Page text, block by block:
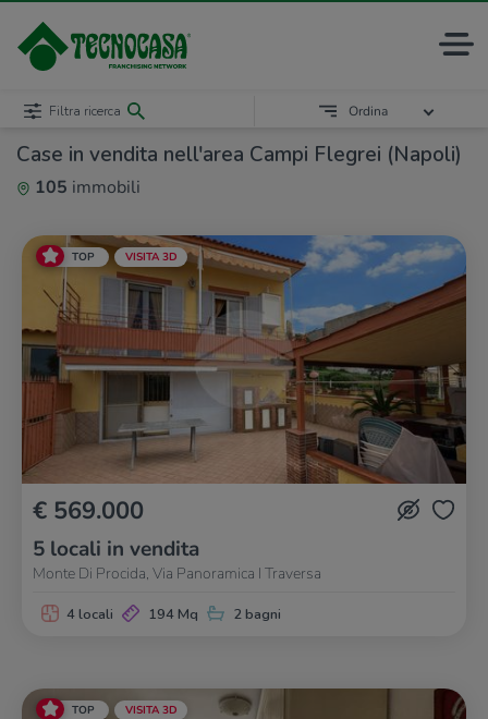
Case in vendita nell'area Campi Flegrei (Napoli)
105 immobili
Filtra ricerca Ordina
TOP VISITA 3D
€ 569.000
5 locali in vendita
Monte Di Procida, Via Panoramica I Traversa
4 locali 194 Mq 2 bagni
TOP VISITA 3D